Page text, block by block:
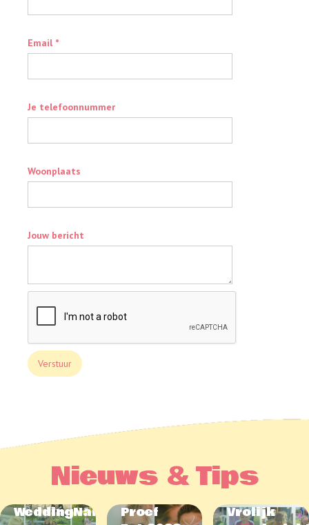
Email *
Je telefoonnummer
Woonplaats
Jouw bericht
Nieuws & Tips
WeddingNanniesProef
Vrolijk